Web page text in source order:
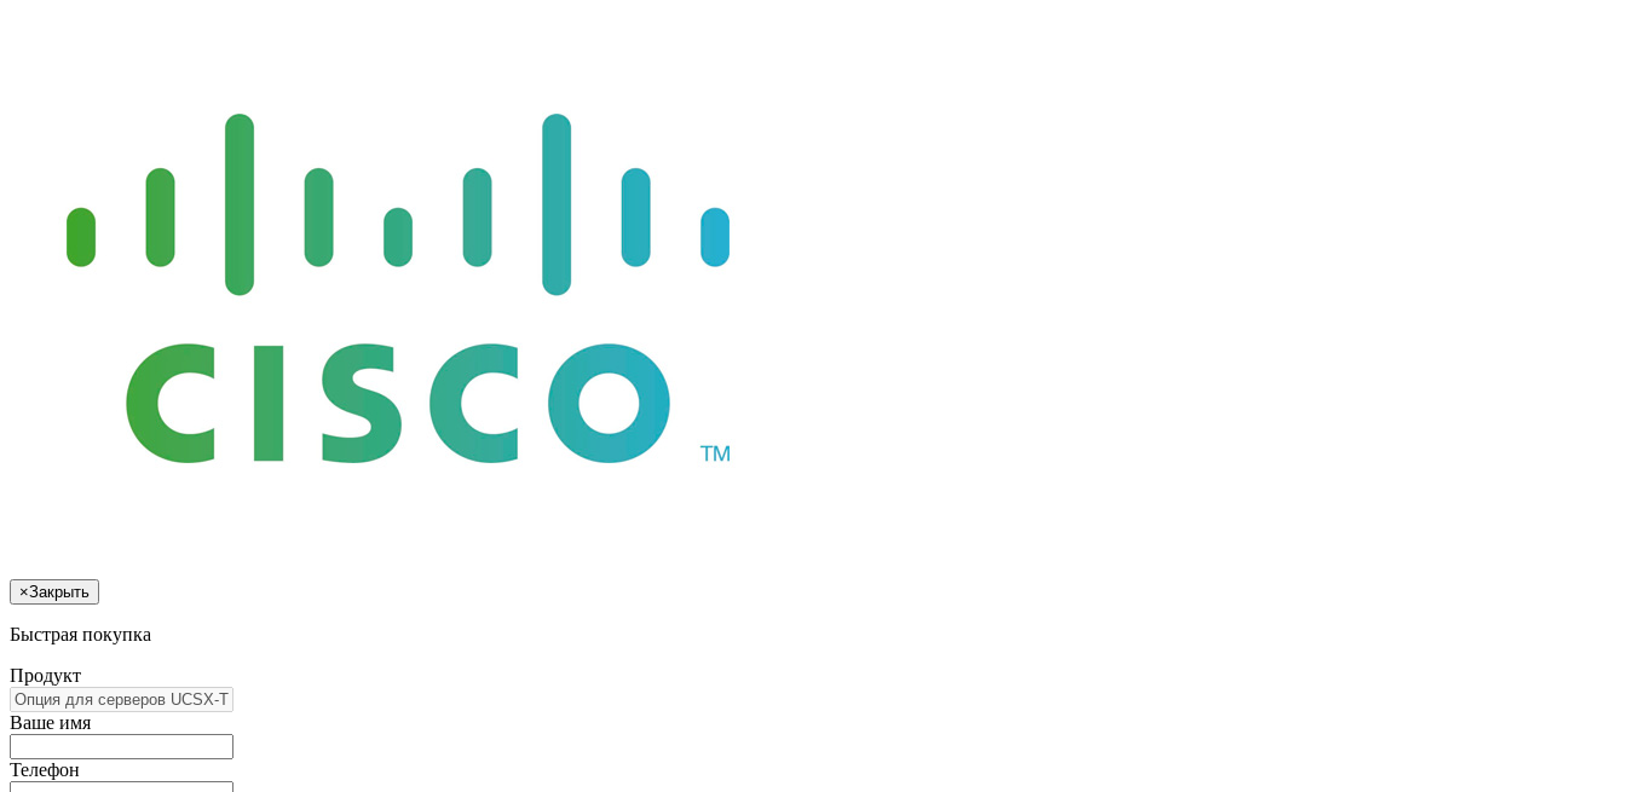
×Закрыть
Быстрая покупка
Продукт
Ваше имя
Телефон